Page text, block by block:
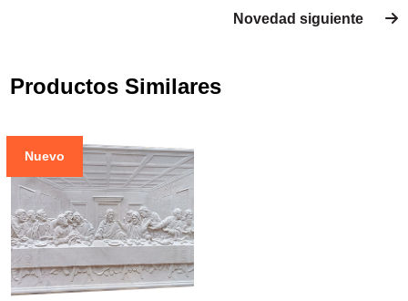
Novedad siguiente
Productos Similares
Nuevo